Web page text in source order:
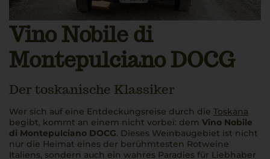
Vino Nobile di
Montepulciano DOCG
Der toskanische Klassiker
Wer sich auf eine Entdeckungsreise durch die Toskana
begibt, kommt an einem nicht vorbei: dem Vino Nobile
di Montepulciano DOCG. Dieses Weinbaugebiet ist nicht
nur die Heimat eines der berühmtesten Rotweine
Italiens, sondern auch ein wahres Paradies für Liebhaber